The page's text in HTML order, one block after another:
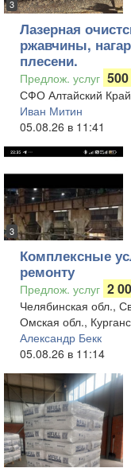
3
Лазерная
ржавчины,
плесени.
Предлож. услуг
СФО Алтайский Край
Иван Митин
05.08.26 в 11:41
3
Комплексные
ремонту
Предлож. услуг 2
Челябинская обл.,
Омская обл.,
Александр Бекк
05.08.26 в 11:14